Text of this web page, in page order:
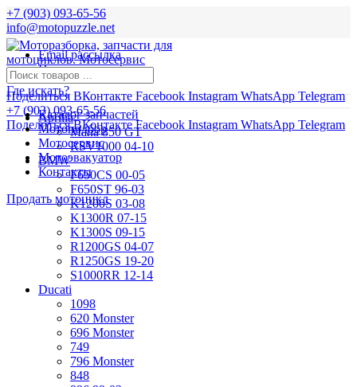
+7 (903) 093-65-56
info@motopuzzle.net
Email рассылка
Новости
Поделиться ВКонтакте Facebook Instagram WhatsApp Telegram
+7 (903) 093-65-56
Поделиться ВКонтакте Facebook Instagram WhatsApp Telegram
Где искать?
Aprilia
Mana 850 GT
RSV1000 04-10
BMW
F650CS 00-05
F650ST 96-03
K1200S 03-08
K1300R 07-15
K1300S 09-15
R1200GS 04-07
R1250GS 19-20
S1000RR 12-14
Ducati
1098
620 Monster
696 Monster
749
796 Monster
848
Каталог запчастей
Мотоподбор
Мотосервис
Мотоэвакуатор
Контакты
Продать мотоцикл